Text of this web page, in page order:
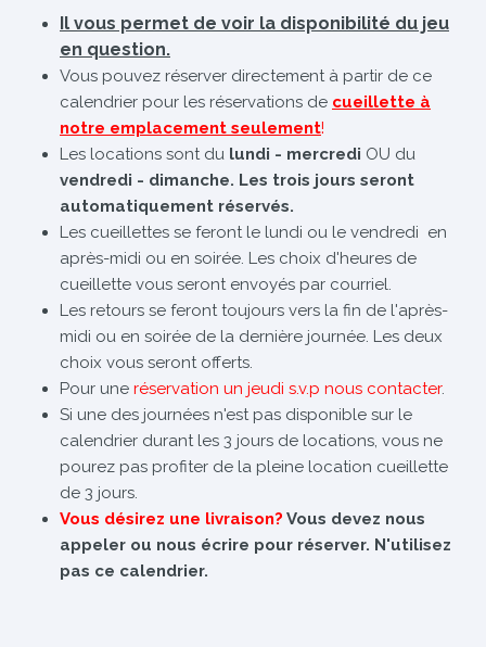
Il vous permet de voir la disponibilité du jeu
en question.
Vous pouvez réserver directement à partir de ce
calendrier pour les réservations de cueillette à
notre emplacement seulement!
Les locations sont du lundi - mercredi OU du
vendredi - dimanche. Les trois jours seront
automatiquement réservés.
Les cueillettes se feront le lundi ou le vendredi en
après-midi ou en soirée. Les choix d'heures de
cueillette vous seront envoyés par courriel.
Les retours se feront toujours vers la fin de l'après-
midi ou en soirée de la dernière journée. Les deux
choix vous seront offerts.
Pour une réservation un jeudi s.v.p nous contacter.
Si une des journées n'est pas disponible sur le
calendrier durant les 3 jours de locations, vous ne
pourez pas profiter de la pleine location cueillette
de 3 jours.
Vous désirez une livraison? Vous devez nous
appeler ou nous écrire pour réserver. N'utilisez
pas ce calendrier.